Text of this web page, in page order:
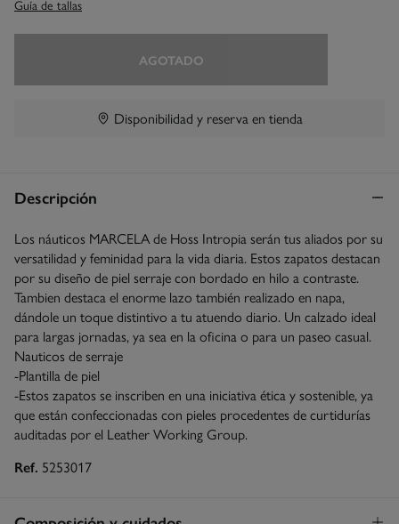
Guía de tallas
AGOTADO
Disponibilidad y reserva en tienda
Descripción
Los náuticos MARCELA de Hoss Intropia serán tus aliados por su
versatilidad y feminidad para la vida diaria. Estos zapatos destacan
por su diseño de piel serraje con bordado en hilo a contraste.
Tambien destaca el enorme lazo también realizado en napa,
dándole un toque distintivo a tu atuendo diario. Un calzado ideal
para largas jornadas, ya sea en la oficina o para un paseo casual.
Nauticos de serraje
-Plantilla de piel
-Estos zapatos se inscriben en una iniciativa ética y sostenible, ya
que están confeccionadas con pieles procedentes de curtidurías
auditadas por el Leather Working Group.
Ref. 5253017